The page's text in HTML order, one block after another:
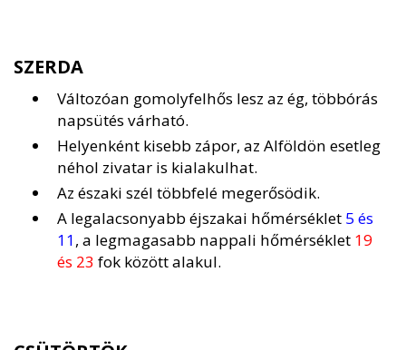
SZERDA
Változóan gomolyfelhős lesz az ég, többórás
napsütés várható.
Helyenként kisebb zápor, az Alföldön esetleg
néhol zivatar is kialakulhat.
Az északi szél többfelé megerősödik.
A legalacsonyabb éjszakai hőmérséklet 5 és
11, a legmagasabb nappali hőmérséklet 19
és 23 fok között alakul.